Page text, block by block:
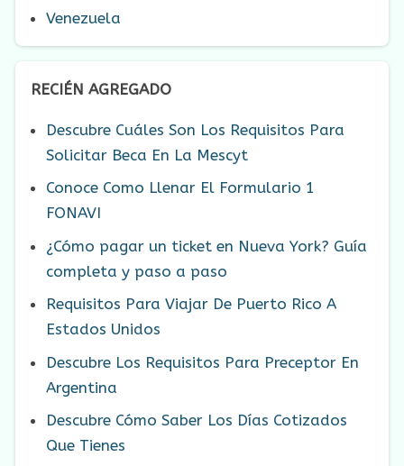
Venezuela
RECIÉN AGREGADO
Descubre Cuáles Son Los Requisitos Para
Solicitar Beca En La Mescyt
Conoce Como Llenar El Formulario 1
FONAVI
¿Cómo pagar un ticket en Nueva York? Guía
completa y paso a paso
Requisitos Para Viajar De Puerto Rico A
Estados Unidos
Descubre Los Requisitos Para Preceptor En
Argentina
Descubre Cómo Saber Los Días Cotizados
Que Tienes